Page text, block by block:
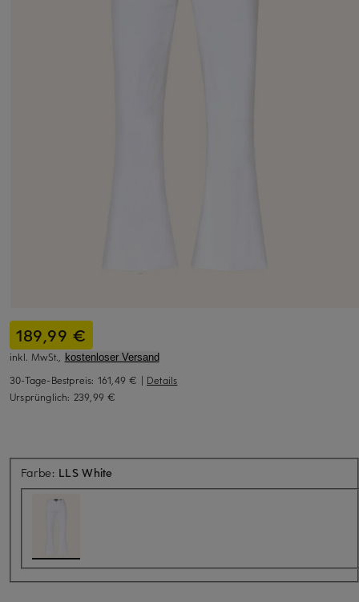
189,99 €
inkl. MwSt., kostenloser Versand
30-Tage-Bestpreis: 161,49 € | Details
Ursprünglich: 239,99 €
Farbe: LLS White